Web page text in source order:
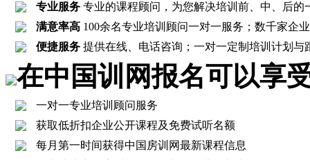
专业服务 专业的课程顾问，为您解决培训前、中、后的
满意率高 100余名专业培训顾问一对一服务；数千家企
便捷服务 提供在线、电话咨询；一对一定制培训计划
在中国训网报名可以享
一对一专业培训顾问服务
获取低折扣企业公开课程及免费试听名额
每月第一时间获得中国房训网最新课程信息